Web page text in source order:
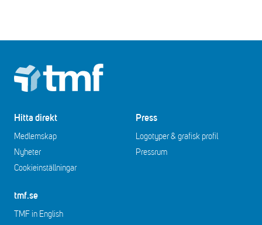
Footer
Hitta direkt
Medlemskap
Nyheter
Cookieinställningar
Press
Logotyper & grafisk profil
Pressrum
tmf.se
TMF in English